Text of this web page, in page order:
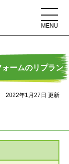
ームのリプラン
2022年1月27日 更新